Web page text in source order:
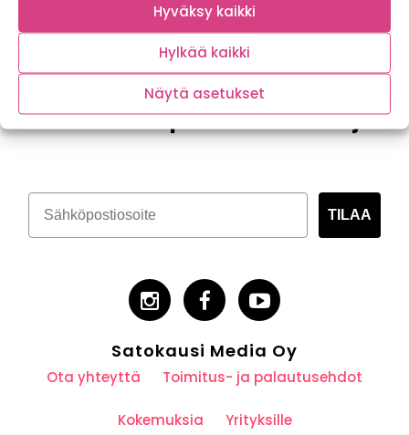
Hyväksy kaikki
Hylkää kaikki
Näytä asetukset
Tilaa kasvispitoinen uutiskirje
TILAA
Satokausi Media Oy
Ota yhteyttä Toimitus- ja palautusehdot
Kokemuksia Yrityksille